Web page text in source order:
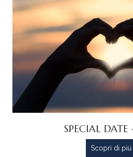
SPECIAL
Scopri di più